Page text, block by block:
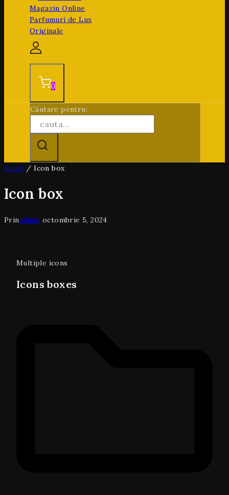
0
Căutare pentru:
Acasă / Icon box
Icon box
Prinadmin octombrie 5, 2024
Multiple icons
Icons boxes